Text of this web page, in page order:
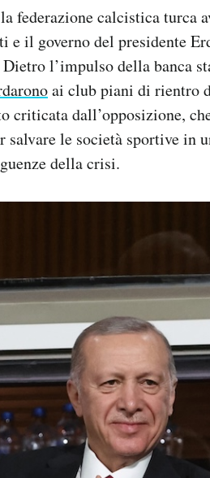
federazione calcistica turca
e il governo del presidente
l’impulso della banca
ai club piani di rientro
criticata dall’opposizione,
salvare le società sportive in
della crisi.